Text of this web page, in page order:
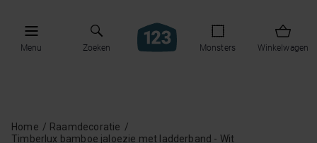
Menu Zoeken Monsters Winkelwagen
Home
Raamdecoratie
Timberlux bamboe jaloezie met ladderband - Wit